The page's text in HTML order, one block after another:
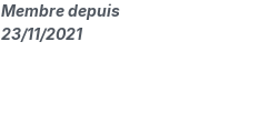
Membre depuis
23/11/2021